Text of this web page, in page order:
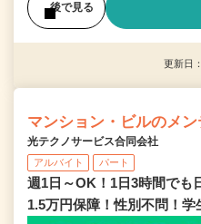
後で見る
更新日
マンション・ビルのメ
光テクノサービス合同会社
アルバイト パート
週1日～OK！1日3時間でも
1.5万円保障！性別不問！学